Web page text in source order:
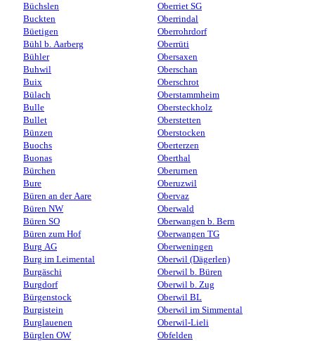
Büchslen
Buckten
Büetigen
Bühl b. Aarberg
Bühler
Buhwil
Buix
Bülach
Bulle
Bullet
Bünzen
Buochs
Buonas
Bürchen
Bure
Büren an der Aare
Büren NW
Büren SO
Büren zum Hof
Burg AG
Burg im Leimental
Burgäschi
Burgdorf
Bürgenstock
Burgistein
Burglauenen
Bürglen OW
Oberriet SG
Oberrindal
Oberrohrdorf
Oberrüti
Obersaxen
Oberschan
Oberschrot
Oberstammheim
Obersteckholz
Oberstetten
Oberstocken
Oberterzen
Oberthal
Oberurnen
Oberuzwil
Obervaz
Oberwald
Oberwangen b. Bern
Oberwangen TG
Oberweningen
Oberwil (Dägerlen)
Oberwil b. Büren
Oberwil b. Zug
Oberwil BL
Oberwil im Simmental
Oberwil-Lieli
Obfelden